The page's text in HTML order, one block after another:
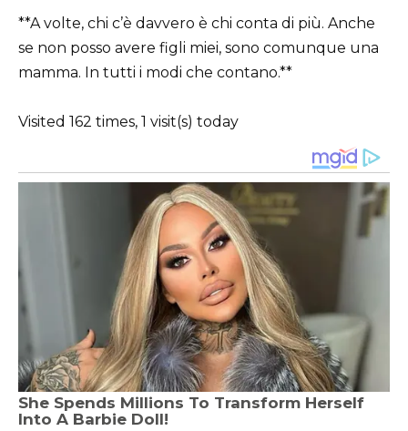
**A volte, chi c’è davvero è chi conta di più. Anche
se non posso avere figli miei, sono comunque una
mamma. In tutti i modi che contano.**
Visited 162 times, 1 visit(s) today